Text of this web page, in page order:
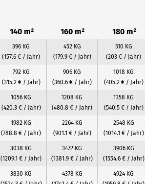
140 m² 160 m² 180 m²
396 KG
(157.6 € / Jahr)
452 KG
(179.9 € / Jahr)
510 KG
(203 € / Jahr)
792 KG
(315.2 € / Jahr)
906 KG
(360.6 € / Jahr)
1018 KG
(405.2 € / Jahr)
1056 KG
(420.3 € / Jahr)
1208 KG
(480.8 € / Jahr)
1358 KG
(540.5 € / Jahr)
1982 KG
(788.8 € / Jahr)
2264 KG
(901.1 € / Jahr)
2548 KG
(1014.1 € / Jahr)
3038 KG
(1209.1 € / Jahr)
3472 KG
(1381.9 € / Jahr)
3906 KG
(1554.6 € / Jahr)
3830 KG
4378 KG
4924 KG